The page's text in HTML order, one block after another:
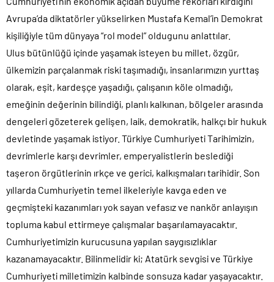
Avrupa’da diktatörler yükselirken Mustafa Kemal’in Demokrat
kişiliğiyle tüm dünyaya “rol model” oldugunu anlattılar.
Ulus bütünlüğü içinde yaşamak isteyen bu millet, özgür,
ülkemizin parçalanmak riski taşımadığı, insanlarımızın yurttaş
olarak, eşit, kardeşçe yaşadığı, çalışanın köle olmadığı,
emeğinin değerinin bilindiği, planlı kalkınan, bölgeler arasında
dengeleri gözeterek gelişen, laik, demokratik, halkçı bir hukuk
devletinde yaşamak istiyor. Türkiye Cumhuriyeti Tarihimizin,
devrimlerle karşı devrimler, emperyalistlerin beslediği
taşeron örgütlerinin ırkçe ve gerici, kalkışmaları tarihidir. Son
yıllarda Cumhuriyetin temel ilkeleriyle kavga eden ve
geçmişteki kazanımları yok sayan vefasız ve nankör anlayışın
topluma kabul ettirmeye çalışmalar başarılamayacaktır.
Cumhuriyetimizin kurucusuna yapılan saygısızlıklar
kazanamayacaktır. Bilinmelidir ki; Atatürk sevgisi ve Türkiye
Cumhuriyeti milletimizin kalbinde sonsuza kadar yaşayacaktır.